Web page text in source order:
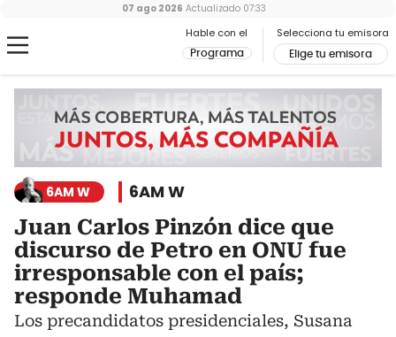
Hable con el
Programa
Selecciona tu emisora
Elige tu emisora
07 ago 2026 Actualizado 07:33
6AM W 6AM W
Juan Carlos Pinzón dice que
discurso de Petro en ONU fue
irresponsable con el país;
responde Muhamad
Los precandidatos presidenciales, Susana